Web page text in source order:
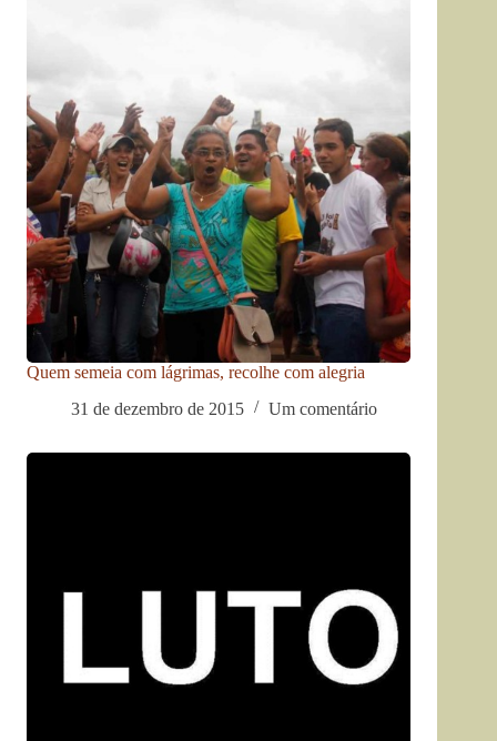
Quem semeia com lágrimas, recolhe com alegria
31 de dezembro de 2015
Um comentário